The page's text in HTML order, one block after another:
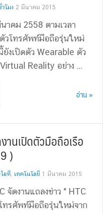
โมง 2 มีนาคม 2015
าคม 2558 ตามเวลา
วโทรศัพท์มือถือรุ่นใหม่
งเปิดตัว Wearable ตัว
Reality อย่าง ...
อ่าน »
นเปิดตัวมือถือเรือ
)
อที, เทคโนโลยี 1 มีนาคม 2015
ดงานแถลงข่าว " HTC
ทรศัพท์มือถือรุ่นใหม่จาก